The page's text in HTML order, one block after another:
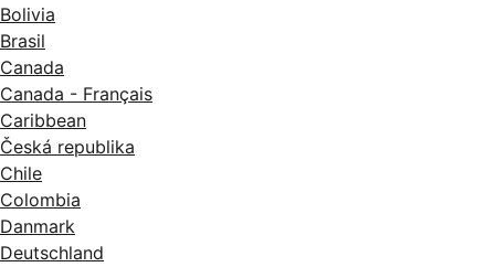
Bolivia
Brasil
Canada
Canada - Français
Caribbean
Česká republika
Chile
Colombia
Danmark
Deutschland